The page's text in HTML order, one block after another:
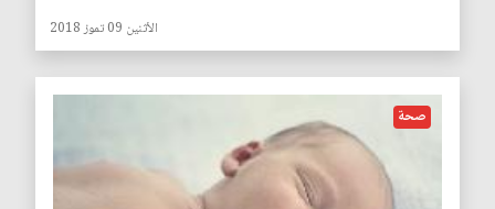
الأثنين 09 تموز 2018
صحة